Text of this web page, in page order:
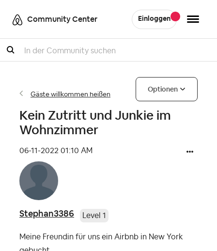
Community Center Einloggen
Suche
Gäste willkommen heißen
Optionen
Kein Zutritt und Junkie im
Wohnzimmer
‎06-11-2022 01:10 AM
Stephan3386 Level 1
Meine Freundin für uns ein Airbnb in New York